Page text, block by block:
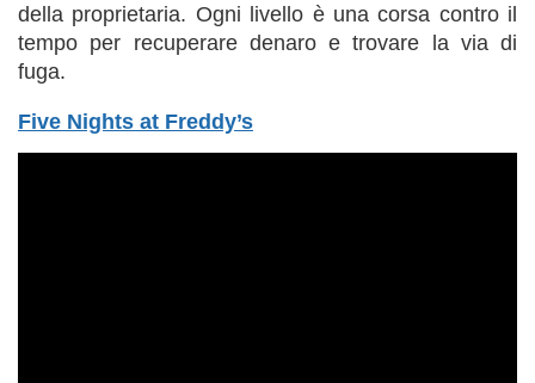
della proprietaria. Ogni livello è una corsa contro il
tempo per recuperare denaro e trovare la via di
fuga.
Five Nights at Freddy’s